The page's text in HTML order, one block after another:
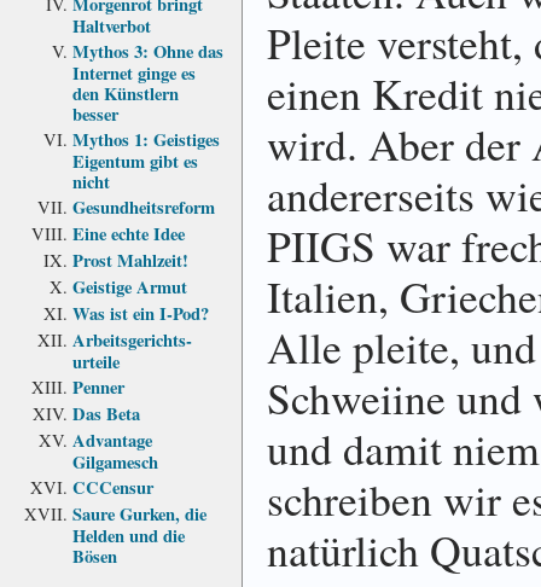
Haltverbot
Mythos 3: Ohne das
Internet ginge es
den Künstlern
besser
Mythos 1: Geistiges
Eigentum gibt es
nicht
Gesundheits­reform
Eine echte Idee
Prost Mahlzeit!
Geistige Armut
Was ist ein I-Pod?
Arbeits­gerichts­
urteile
Penner
Das Beta
Advantage
Gilgamesch
CCCensur
Saure Gurken, die
Helden und die
Bösen
Pleite versteht,
einen Kredit
wird. Aber der
andererseits
PIIGS war
Italien,
Alle pleite,
Schweiine und
und damit
schreiben wir
natürlich